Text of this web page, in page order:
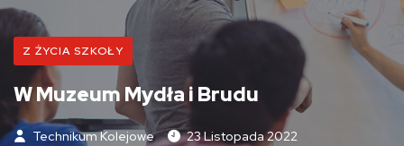
Z ŻYCIA SZKOŁY
W Muzeum Mydła i Brudu
Technikum Kolejowe
23 Listopada 2022